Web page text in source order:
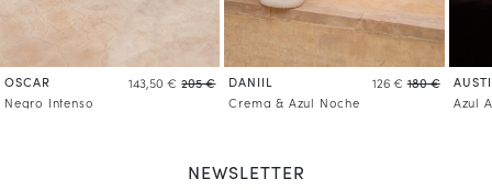
OSCAR 143,50 € 205 €
Negro Intenso
DANIIL 126 € 180 €
Crema & Azul Noche
Azul
NEWSLETTER